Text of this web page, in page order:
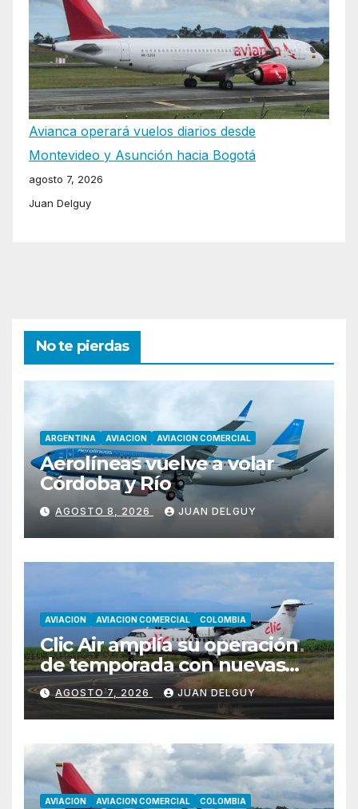
Avianca operará vuelos diarios desde
Montevideo y Asunción hacia Bogotá
agosto 7, 2026
Juan Delguy
No te pierdas
ARGENTINA AVIACION AVIACION COMERCIAL
Aerolíneas vuelve a volar
Córdoba y Río
AGOSTO 8, 2026 JUAN DELGUY
AVIACION AVIACION COMERCIAL COLOMBIA
Clic Air amplía su operación
de temporada con nuevas
rutas hacia Cartagena y Tolú
AGOSTO 7, 2026 JUAN DELGUY
AVIACION AVIACION COMERCIAL COLOMBIA